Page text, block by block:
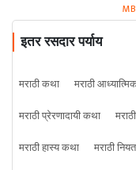
इतर रसदार पर्याय
मराठी कथा मराठी
मराठी प्रेरणादायी कथा
मराठी हास्य कथा
मराठी